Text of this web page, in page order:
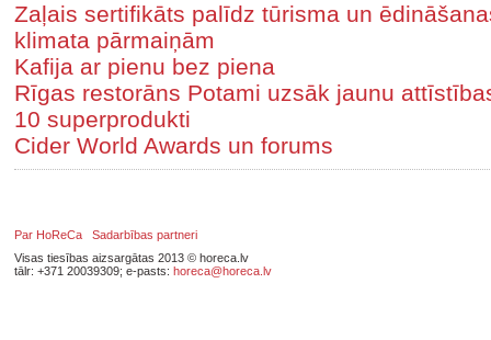
Zaļais sertifikāts palīdz tūrisma un
klimata pārmaiņām
Kafija ar pienu bez piena
Rīgas restorāns Potami uzsāk jaunu
10 superprodukti
Cider World Awards un forums
Par HoReCa
Sadarbības partneri
Visas tiesības aizsargātas 2013 © horeca.lv
tālr: +371 20039309; e-pasts: horeca@horeca.lv